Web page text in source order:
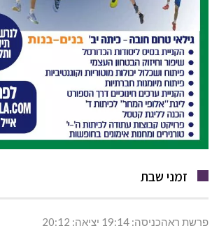
זמני שבת
פרשת ראהכניסה: 19:14 יציאה: 20:12